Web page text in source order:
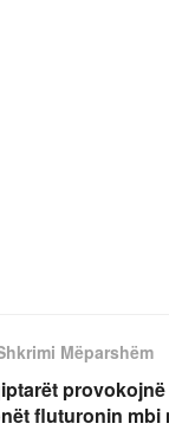
Mëparshëm
fluturonin mbi